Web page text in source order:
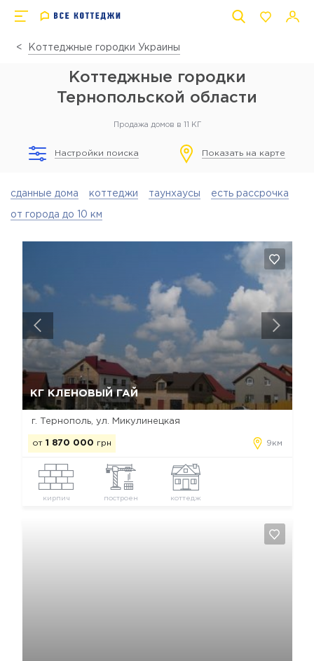
Коттеджные городки Украины
Коттеджные городки
Тернопольской области
Продажа домов в 11 КГ
Настройки поиска Показать на карте
сданные дома коттеджи таунхаусы есть рассрочка
от города до 10 км
КГ КЛЕНОВЫЙ ГАЙ
г. Тернополь, ул. Микулинецкая
от 1 870 000 грн 9км
кирпич построен коттедж
Да, удалить